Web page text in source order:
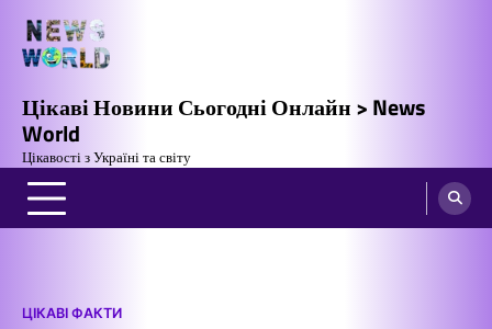
вмісту
Цікаві Новини Сьогодні Онлайн > News
World
Цікавості з Україні та світу
ЦІКАВІ ФАКТИ